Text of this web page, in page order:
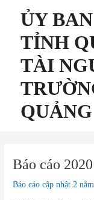
ỦY
TỈNH
TÀI
Báo cáo 2020
Báo cáo cập nhật 2